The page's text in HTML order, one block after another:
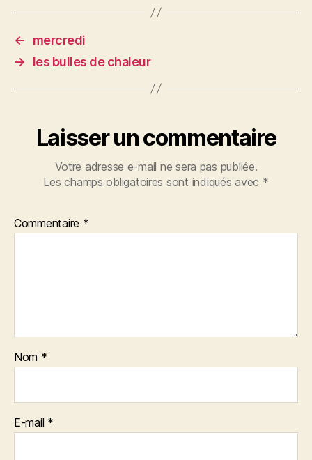
b
o
o
k
t
g
←
mercredi
→
les bulles de chaleur
Laisser un commentaire
Votre adresse e-mail ne sera pas publiée.
Les champs obligatoires sont indiqués avec *
Commentaire *
Nom *
E-mail *